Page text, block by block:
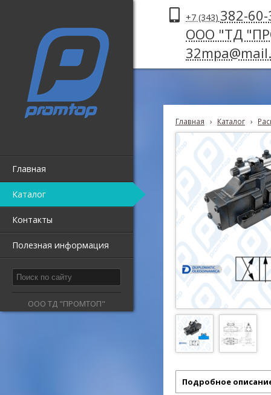
Главная
Каталог
Контакты
Полезная информация
ООО ТД "ПРОМТОП"
+7 (343) 382-
ООО "ТД
Главная › Каталог ›
Подробное